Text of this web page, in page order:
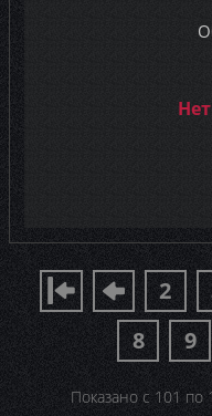
2
8
9
Показано с 101 по